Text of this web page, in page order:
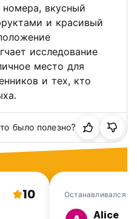
вкусный
и красивый
исследование
место для
и тех, кто
было полезно?
10 Останавливался в
Alice